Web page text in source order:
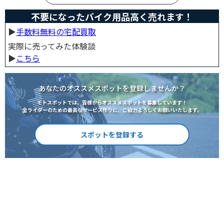
不要になったバイク用品高く売れます！
▶︎手数料無料の宅配買取
実際に売ってみた体験談
▶︎こちら
あなたのオススメスポットを登録しませんか？
モトスポットでは、皆様からオススメスポットを募集しています！
全ライダーのための最高なサービス作りに、ご協力よろしくお願いいたします。
スポットを登録する